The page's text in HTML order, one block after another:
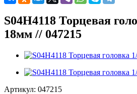
S04H4118 Торцевая
18мм // 047215
Артикул: 047215